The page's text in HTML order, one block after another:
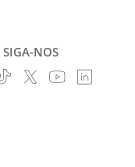
SIGA-NOS